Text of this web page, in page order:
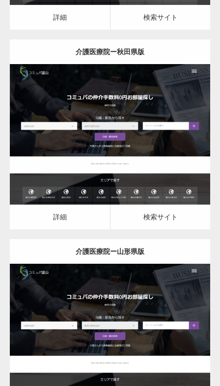
詳細 検索サイト
介護医療院ー秋田県版
更新日： 2023.03.09
介護医療院
詳細 検索サイト
詳細 検索サイト
介護医療院ー山形県版
更新日： 2023.03.09
介護医療院
詳細 検索サイト